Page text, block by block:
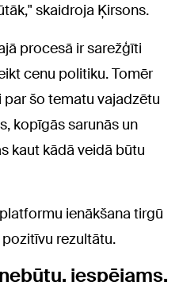
skaidroja Ķirsons.
procesā ir sarežģīti
cenu politiku. Tomēr
par šo tematu vajadzētu
kopīgās sarunās un
kaut kādā veidā būtu
ienākšana tirgū
rezultātu.
iespējams,